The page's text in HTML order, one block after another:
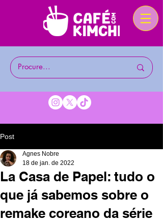
Post
La Casa de Papel: tudo o
que já sabemos sobre o
remake coreano da série
Agnes Nobre
18 de jan. de 2022